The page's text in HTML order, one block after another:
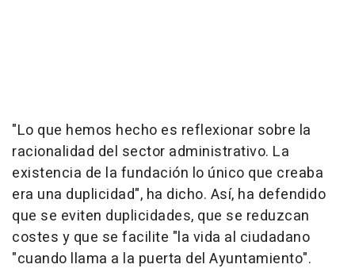
"Lo que hemos hecho es reflexionar sobre la
racionalidad del sector administrativo. La
existencia de la fundación lo único que creaba
era una duplicidad", ha dicho. Así, ha defendido
que se eviten duplicidades, que se reduzcan
costes y que se facilite "la vida al ciudadano
"cuando llama a la puerta del Ayuntamiento".